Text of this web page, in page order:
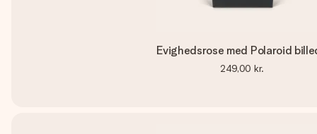
Evighedsrose med Polaroid
249,00 kr.